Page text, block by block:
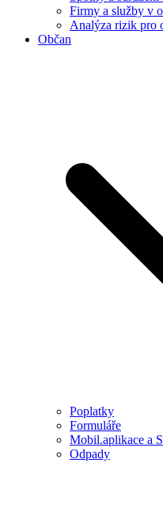
Firmy a služby v
Analýza rizik pro
Občan
Poplatky
Formuláře
Mobil.aplikace a
Odpady